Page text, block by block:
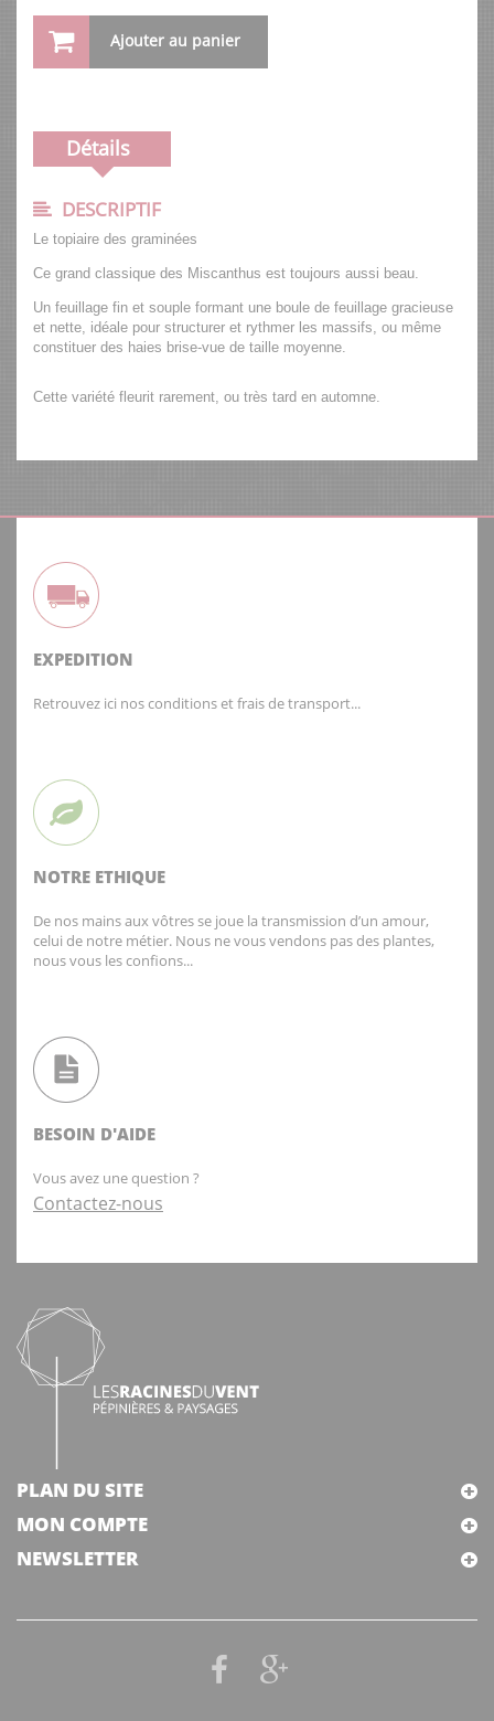
Ajouter au panier
Détails
DESCRIPTIF
Le topiaire des graminées
Ce grand classique des Miscanthus est toujours aussi beau.
Un feuillage fin et souple formant une boule de feuillage gracieuse
et nette, idéale pour structurer et rythmer les massifs, ou même
constituer des haies brise-vue de taille moyenne.
Cette variété fleurit rarement, ou très tard en automne.
EXPEDITION
Retrouvez ici nos conditions et frais de transport...
NOTRE ETHIQUE
De nos mains aux vôtres se joue la transmission d’un amour,
celui de notre métier. Nous ne vous vendons pas des plantes,
nous vous les confions...
BESOIN D'AIDE
Vous avez une question ?
Contactez-nous
PLAN DU SITE
MON COMPTE
NEWSLETTER